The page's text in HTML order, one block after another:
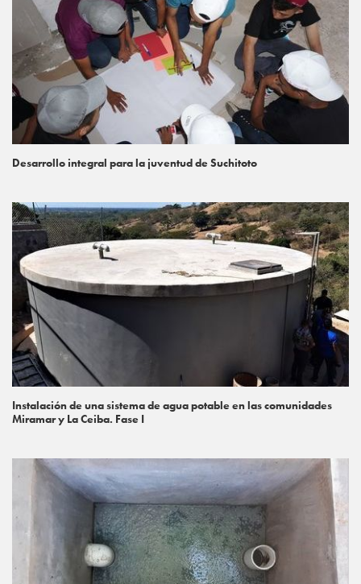
Desarrollo integral para la juventud de Suchitoto
Instalación de una sistema de agua potable en las comunidades
Miramar y La Ceiba. Fase I